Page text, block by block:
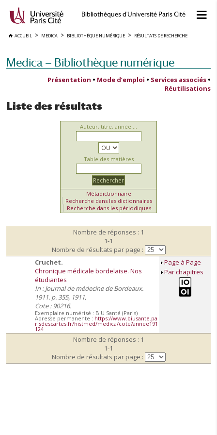
Bibliothèques d'Université Paris Cité
ACCUEIL MEDICA BIBLIOTHÈQUE NUMÉRIQUE RÉSULTATS DE RECHERCHE
Medica — Bibliothèque numérique
Présentation • Mode d’emploi • Services associés •
Réutilisations
Liste des résultats
Auteur, titre, année ...
Table des matières
Métadictionnaire
Recherche dans les dictionnaires
Recherche dans les périodiques
Nombre de réponses : 1
1-1
Nombre de résultats par page :
Cruchet.
Chronique médicale bordelaise. Nos
étudiantes
In : Journal de médecine de Bordeaux.
1911. p. 355, 1911,
Cote : 90216.
Exemplaire numérisé : BIU Santé (Paris)
Adresse permanente : https://www.biusante.pa
risdescartes.fr/histmed/medica/cote?annee191
124
Page à Page
Par chapitres
Nombre de réponses : 1
1-1
Nombre de résultats par page :